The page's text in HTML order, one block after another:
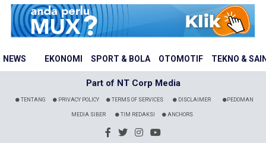
NEWS EKONOMI SPORT & BOLA OTOMOTIF TEKNO &
Part of NT Corp Media
TENTANG PRIVACY POLICY TERMS OF SERVICES DISCLAIMER PEDOMAN
MEDIA SIBER TIM REDAKSI ANCHORS